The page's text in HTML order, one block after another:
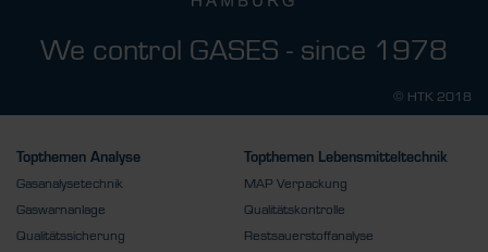
We control GASES - since 1978
© HTK 2018
Topthemen Analyse
Gasanalysetechnik
Gaswarnanlage
Qualitätssicherung
Topthemen Lebensmitteltechnik
MAP Verpackung
Qualitätskontrolle
Restsauerstoffanalyse